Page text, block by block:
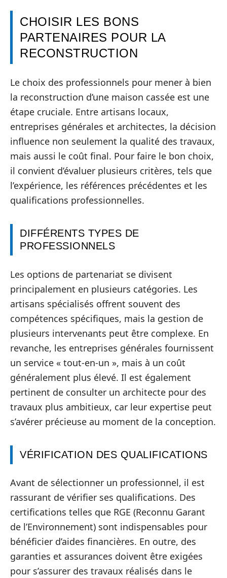
CHOISIR LES BONS
PARTENAIRES POUR LA
RECONSTRUCTION
Le choix des professionnels pour mener à bien
la reconstruction d’une maison cassée est une
étape cruciale. Entre artisans locaux,
entreprises générales et architectes, la décision
influence non seulement la qualité des travaux,
mais aussi le coût final. Pour faire le bon choix,
il convient d’évaluer plusieurs critères, tels que
l’expérience, les références précédentes et les
qualifications professionnelles.
DIFFÉRENTS TYPES DE
PROFESSIONNELS
Les options de partenariat se divisent
principalement en plusieurs catégories. Les
artisans spécialisés offrent souvent des
compétences spécifiques, mais la gestion de
plusieurs intervenants peut être complexe. En
revanche, les entreprises générales fournissent
un service « tout-en-un », mais à un coût
généralement plus élevé. Il est également
pertinent de consulter un architecte pour des
travaux plus ambitieux, car leur expertise peut
s’avérer précieuse au moment de la conception.
VÉRIFICATION DES QUALIFICATIONS
Avant de sélectionner un professionnel, il est
rassurant de vérifier ses qualifications. Des
certifications telles que RGE (Reconnu Garant
de l’Environnement) sont indispensables pour
bénéficier d’aides financières. En outre, des
garanties et assurances doivent être exigées
pour s’assurer des travaux réalisés dans le